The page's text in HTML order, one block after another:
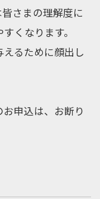
さまの理解度に
くなります。
るために顔出し
申込は、お断り